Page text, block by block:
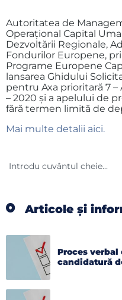
Autoritatea de
Operaţional Capital
Dezvoltării Regionale,
Fondurilor Europene,
Programe Europene
lansarea Ghidului
pentru Axa prioritară 7
– 2020 și a apelului de
fără termen limită de
Mai multe detalii aici.
Articole și
Proces verbal
candidatură